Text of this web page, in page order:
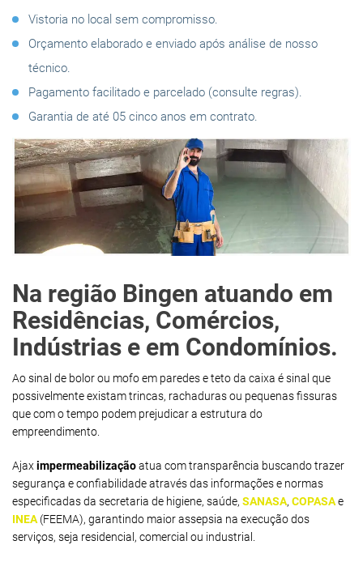
Vistoria no local sem compromisso.
Orçamento elaborado e enviado após análise de nosso
técnico.
Pagamento facilitado e parcelado (consulte regras).
Garantia de até 05 cinco anos em contrato.
Na região Bingen atuando em
Residências, Comércios,
Indústrias e em Condomínios.
Ao sinal de bolor ou mofo em paredes e teto da caixa é sinal que
possivelmente existam trincas, rachaduras ou pequenas fissuras
que com o tempo podem prejudicar a estrutura do
empreendimento.
Ajaximpermeabilizaçãoatua com transparência buscando trazer
segurança e confiabilidade através das informações e normas
especificadas da secretaria de higiene, saúde, SANASA, COPASAe
INEA (FEEMA), garantindo maior assepsia na execução dos
serviços, seja residencial, comercial ou industrial.